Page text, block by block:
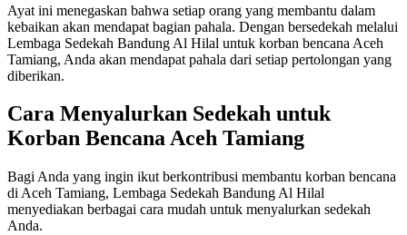
Ayat ini menegaskan bahwa setiap orang yang membantu dalam
kebaikan akan mendapat bagian pahala. Dengan bersedekah melalui
Lembaga Sedekah Bandung Al Hilal untuk korban bencana Aceh
Tamiang, Anda akan mendapat pahala dari setiap pertolongan yang
diberikan.
Cara Menyalurkan Sedekah untuk
Korban Bencana Aceh Tamiang
Bagi Anda yang ingin ikut berkontribusi membantu korban bencana
di Aceh Tamiang, Lembaga Sedekah Bandung Al Hilal
menyediakan berbagai cara mudah untuk menyalurkan sedekah
Anda.